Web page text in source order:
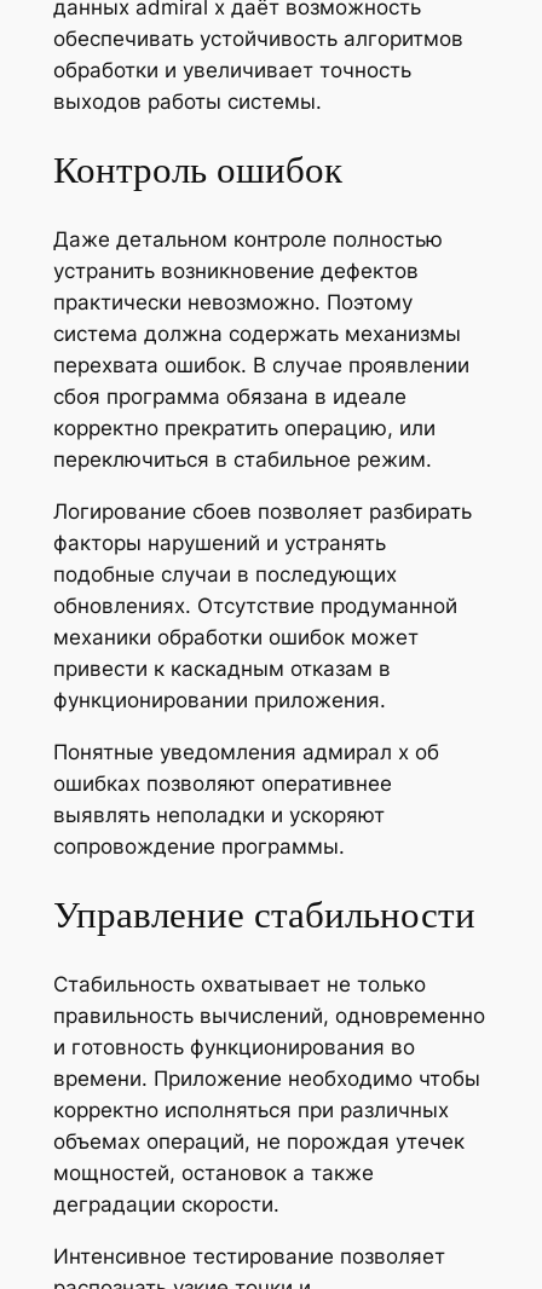
данных admiral x даёт возможность
обеспечивать устойчивость алгоритмов
обработки и увеличивает точность
выходов работы системы.
Контроль ошибок
Даже детальном контроле полностью
устранить возникновение дефектов
практически невозможно. Поэтому
система должна содержать механизмы
перехвата ошибок. В случае проявлении
сбоя программа обязана в идеале
корректно прекратить операцию, или
переключиться в стабильное режим.
Логирование сбоев позволяет разбирать
факторы нарушений и устранять
подобные случаи в последующих
обновлениях. Отсутствие продуманной
механики обработки ошибок может
привести к каскадным отказам в
функционировании приложения.
Понятные уведомления адмирал х об
ошибках позволяют оперативнее
выявлять неполадки и ускоряют
сопровождение программы.
Управление стабильности
Стабильность охватывает не только
правильность вычислений, одновременно
и готовность функционирования во
времени. Приложение необходимо чтобы
корректно исполняться при различных
объемах операций, не порождая утечек
мощностей, остановок а также
деградации скорости.
Интенсивное тестирование позволяет